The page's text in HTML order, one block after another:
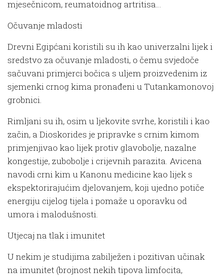
mjesečnicom, reumatoidnog artritisa…
Očuvanje mladosti
Drevni Egipćani koristili su ih kao univerzalni lijek i
sredstvo za očuvanje mladosti, o čemu svjedoče
sačuvani primjerci bočica s uljem proizvedenim iz
sjemenki crnog kima pronađeni u Tutankamonovoj
grobnici.
Rimljani su ih, osim u ljekovite svrhe, koristili i kao
začin, a Dioskorides je pripravke s crnim kimom
primjenjivao kao lijek protiv glavobolje, nazalne
kongestije, zubobolje i crijevnih parazita. Avicena
navodi crni kim u Kanonu medicine kao lijek s
ekspektorirajućim djelovanjem, koji ujedno potiče
energiju cijelog tijela i pomaže u oporavku od
umora i malodušnosti.
Utjecaj na tlak i imunitet
U nekim je studijima zabilježen i pozitivan učinak
na imunitet (brojnost nekih tipova limfocita,